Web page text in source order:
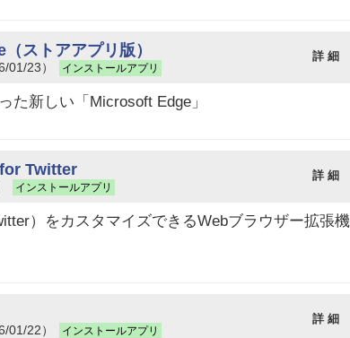
ストアアプリ版）
01/23） インストールアプリ
詳 細
た新しい「Microsoft Edge」
Twitter
インストールアプリ
詳 細
）をカスタマイズできるWebブラウザー拡張機
01/22） インストールアプリ
詳 細